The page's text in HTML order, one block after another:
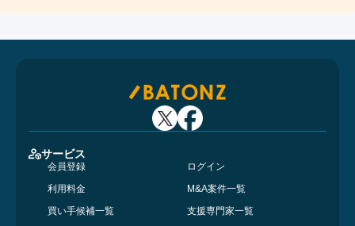
サービス
会員登録
ログイン
利用料金
M&A案件一覧
買い手候補一覧
支援専門家一覧